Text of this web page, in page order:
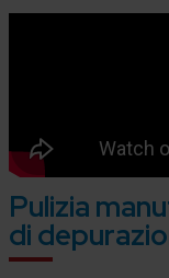
Pulizia
di